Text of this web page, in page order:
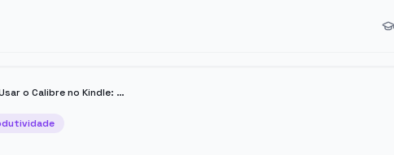
Como Usar o Calibre no Kindle: Guia de Organização e Conversão